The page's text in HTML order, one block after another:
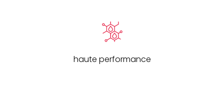
haute performance